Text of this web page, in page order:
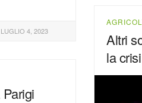
4, 2023
Altri
la